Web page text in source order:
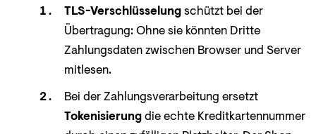
TLS-Verschlüsselungschützt bei der
Übertragung: Ohne sie könnten Dritte
Zahlungsdaten zwischen Browser und Server
mitlesen.
Bei der Zahlungsverarbeitung ersetzt
Tokenisierungdie echte Kreditkartennummer